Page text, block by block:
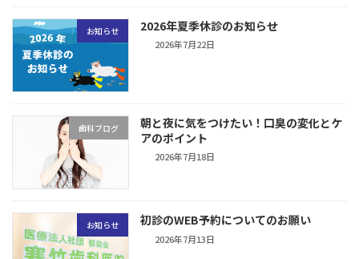
お知らせ 2026年夏季休診のお知らせ
2026年7月22日
歯科ブログ
朝と夜に気をつけたい！口臭の変化とケ
アのポイント
2026年7月18日
お知らせ 初診のWEB予約についてのお願い
2026年7月13日